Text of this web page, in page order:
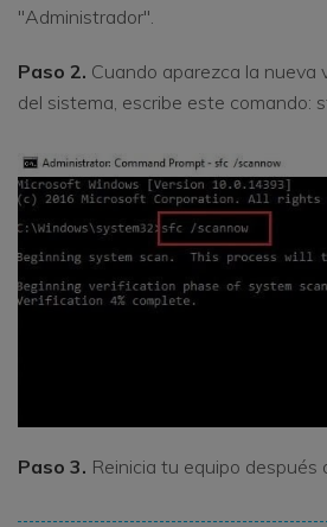
"Administrador".
Paso 2. Cuando aparezca la nueva
del sistema, escribe este comando:
Paso 3. Reinicia tu equipo después